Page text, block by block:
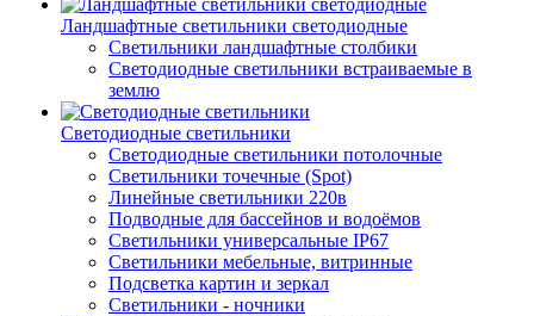
Ландшафтные светильники светодиодные
Светильники ландшафтные столбики
Светодиодные светильники встраиваемые в
землю
Светодиодные светильники
Светодиодные светильники потолочные
Светильники точечные (Spot)
Линейные светильники 220в
Подводные для бассейнов и водоёмов
Светильники универсальные IP67
Светильники мебельные, витринные
Подсветка картин и зеркал
Светильники - ночники